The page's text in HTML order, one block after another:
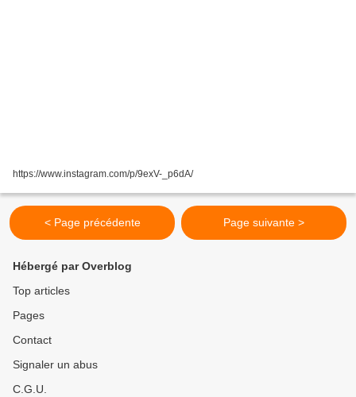
https://www.instagram.com/p/9exV-_p6dA/
< Page précédente Page suivante >
Hébergé par Overblog
Top articles
Pages
Contact
Signaler un abus
C.G.U.